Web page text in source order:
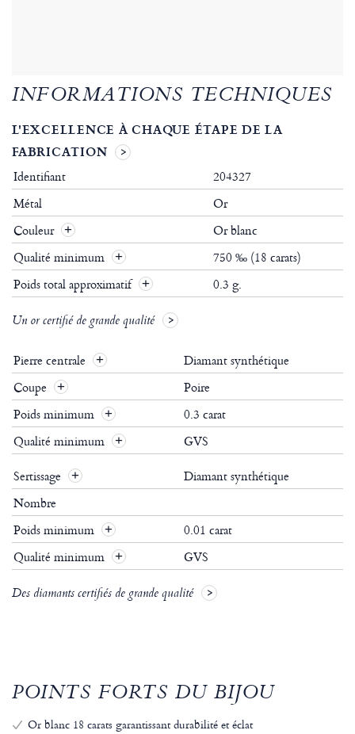
INFORMATIONS TECHNIQUES
L'EXCELLENCE À CHAQUE ÉTAPE DE LA
FABRICATION
Identifiant
204327
Métal
Or
Couleur
Or blanc
Qualité minimum
750 ‰ (18 carats)
Poids total approximatif
0.3 g.
Un or certifié de grande qualité
Pierre centrale
Diamant synthétique
Coupe
Poire
Poids minimum
0.3 carat
Qualité minimum
GVS
Sertissage
Diamant synthétique
Nombre
Poids minimum
0.01 carat
Qualité minimum
GVS
Des diamants certifiés de grande qualité
POINTS FORTS DU BIJOU
Or blanc 18 carats garantissant durabilité et éclat